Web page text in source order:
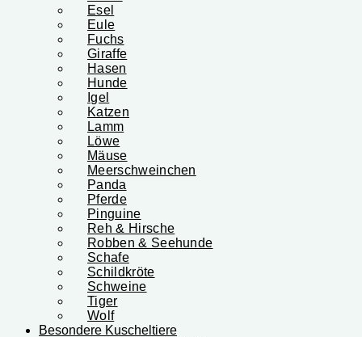
Esel
Eule
Fuchs
Giraffe
Hasen
Hunde
Igel
Katzen
Lamm
Löwe
Mäuse
Meerschweinchen
Panda
Pferde
Pinguine
Reh & Hirsche
Robben & Seehunde
Schafe
Schildkröte
Schweine
Tiger
Wolf
Besondere Kuscheltiere